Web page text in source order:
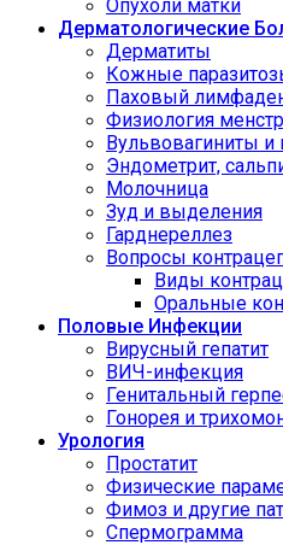
Опухоли матки
Дерматологические
Дерматиты
Кожные
Паховый
Физиология
Вульвовагиниты
Эндометрит,
Молочница
Зуд и выделения
Гарднереллез
Вопросы
Виды
Оральные
Половые Инфекции
Вирусный гепатит
ВИЧ-инфекция
Генитальный
Гонорея и
Урология
Простатит
Физические
Фимоз и другие
Спермограмма